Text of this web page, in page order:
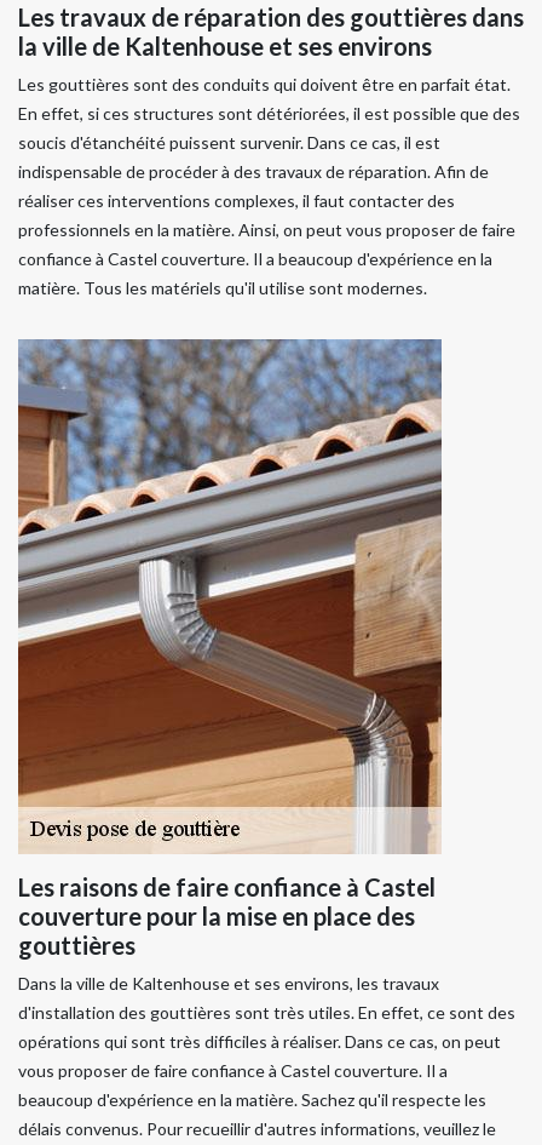
Les travaux de réparation des gouttières dans
la ville de Kaltenhouse et ses environs
Les gouttières sont des conduits qui doivent être en parfait état.
En effet, si ces structures sont détériorées, il est possible que des
soucis d'étanchéité puissent survenir. Dans ce cas, il est
indispensable de procéder à des travaux de réparation. Afin de
réaliser ces interventions complexes, il faut contacter des
professionnels en la matière. Ainsi, on peut vous proposer de faire
confiance à Castel couverture. Il a beaucoup d'expérience en la
matière. Tous les matériels qu'il utilise sont modernes.
Les raisons de faire confiance à Castel
couverture pour la mise en place des
gouttières
Dans la ville de Kaltenhouse et ses environs, les travaux
d'installation des gouttières sont très utiles. En effet, ce sont des
opérations qui sont très difficiles à réaliser. Dans ce cas, on peut
vous proposer de faire confiance à Castel couverture. Il a
beaucoup d'expérience en la matière. Sachez qu'il respecte les
délais convenus. Pour recueillir d'autres informations, veuillez le